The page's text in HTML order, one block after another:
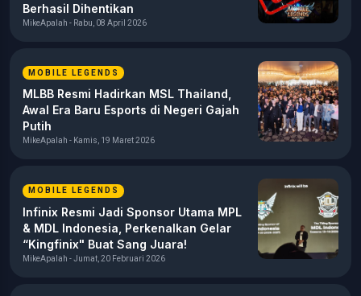
Berhasil Dihentikan
MikeApalah - Rabu, 08 April 2026
MOBILE LEGENDS
MLBB Resmi Hadirkan MSL Thailand,
Awal Era Baru Esports di Negeri Gajah
Putih
MikeApalah - Kamis, 19 Maret 2026
MOBILE LEGENDS
Infinix Resmi Jadi Sponsor Utama MPL
& MDL Indonesia, Perkenalkan Gelar
“Kingfinix" Buat Sang Juara!
MikeApalah - Jumat, 20 Februari 2026